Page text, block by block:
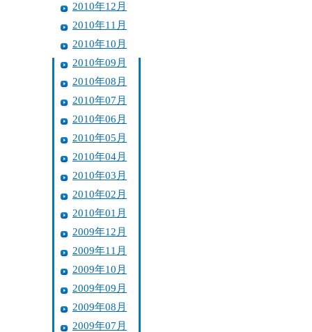
2010年12月
2010年11月
2010年10月
2010年09月
2010年08月
2010年07月
2010年06月
2010年05月
2010年04月
2010年03月
2010年02月
2010年01月
2009年12月
2009年11月
2009年10月
2009年09月
2009年08月
2009年07月